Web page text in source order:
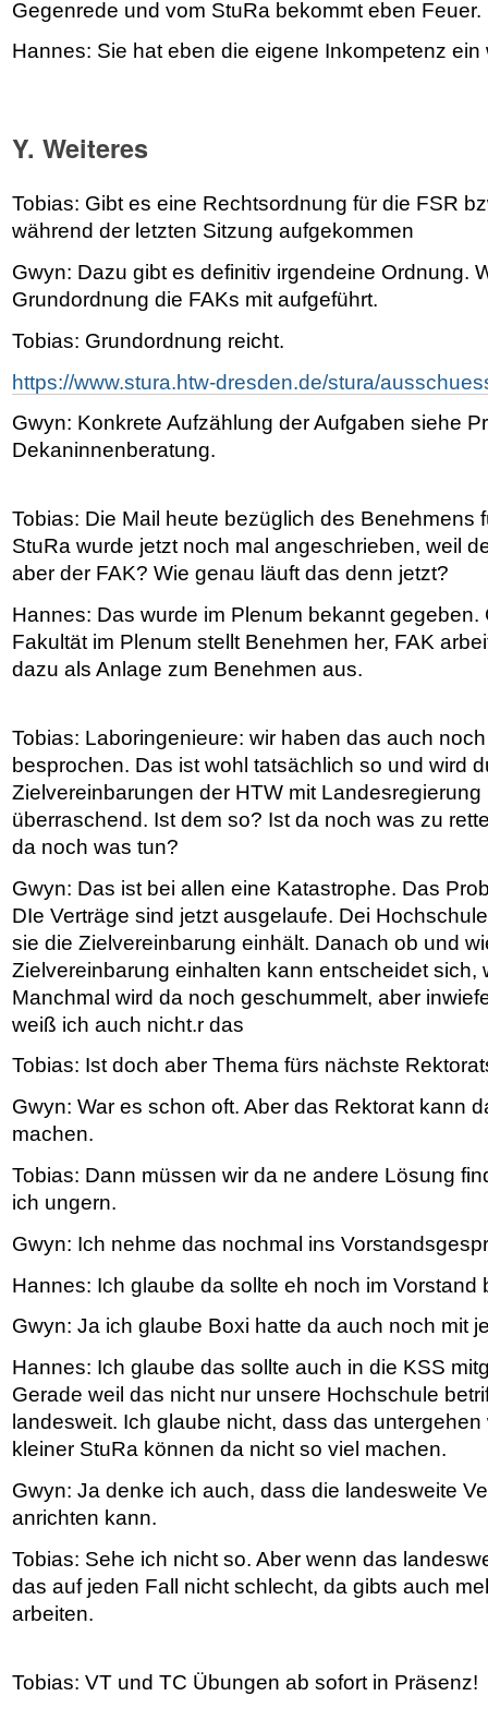
Gegenrede und vom StuRa bekommt eben Feuer.
Hannes: Sie hat eben die eigene Inkompetenz
Y. Weiteres
Tobias: Gibt es eine Rechtsordnung für die FSR
während der letzten Sitzung aufgekommen
Gwyn: Dazu gibt es definitiv irgendeine Ordnung.
Grundordnung die FAKs mit aufgeführt.
Tobias: Grundordnung reicht.
https://www.stura.htw-dresden.de/stura/
Gwyn: Konkrete Aufzählung der Aufgaben siehe
Dekaninnenberatung.
Tobias: Die Mail heute bezüglich des Benehmens
StuRa wurde jetzt noch mal angeschrieben, weil
aber der FAK? Wie genau läuft das denn jetzt?
Hannes: Das wurde im Plenum bekannt gegeben.
Fakultät im Plenum stellt Benehmen her, FAK
dazu als Anlage zum Benehmen aus.
Tobias: Laboringenieure: wir haben das auch
besprochen. Das ist wohl tatsächlich so und wird
Zielvereinbarungen der HTW mit
überraschend. Ist dem so? Ist da noch was zu
da noch was tun?
Gwyn: Das ist bei allen eine Katastrophe. Das
DIe Verträge sind jetzt ausgelaufe. Dei
sie die Zielvereinbarung einhält. Danach ob und
Zielvereinbarung einhalten kann entscheidet sich,
Manchmal wird da noch geschummelt, aber
weiß ich auch nicht.r das
Tobias: Ist doch aber Thema fürs nächste
Gwyn: War es schon oft. Aber das Rektorat kann
machen.
Tobias: Dann müssen wir da ne andere Lösung
ich ungern.
Gwyn: Ich nehme das nochmal ins
Hannes: Ich glaube da sollte eh noch im Vorstand
Gwyn: Ja ich glaube Boxi hatte da auch noch mit
Hannes: Ich glaube das sollte auch in die KSS
Gerade weil das nicht nur unsere Hochschule
landesweit. Ich glaube nicht, dass das
kleiner StuRa können da nicht so viel machen.
Gwyn: Ja denke ich auch, dass die landesweite
anrichten kann.
Tobias: Sehe ich nicht so. Aber wenn das
das auf jeden Fall nicht schlecht, da gibts auch
arbeiten.
Tobias: VT und TC Übungen ab sofort in Präsenz!